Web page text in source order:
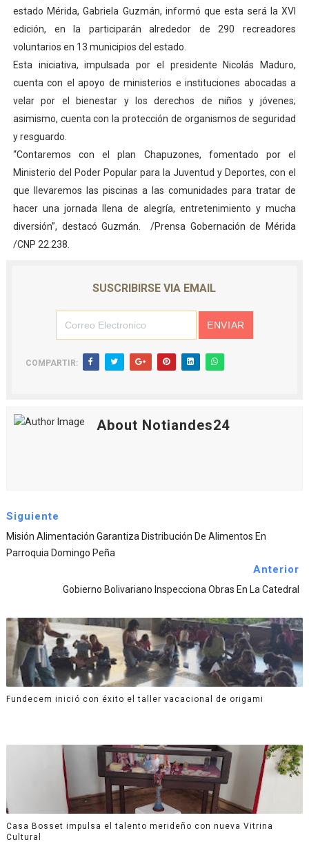
estado Mérida, Gabriela Guzmán, informó que esta será la XVI
edición, en la participarán alrededor de 290 recreadores
voluntarios en 13 municipios del estado.
Esta iniciativa, impulsada por el presidente Nicolás Maduro,
cuenta con el apoyo de ministerios e instituciones abocadas a
velar por el bienestar y los derechos de niños y jóvenes;
asimismo, cuenta con la protección de organismos de seguridad
y resguardo.
“Contaremos con el plan Chapuzones, fomentado por el
Ministerio del Poder Popular para la Juventud y Deportes, con el
que llevaremos las piscinas a las comunidades para tratar de
hacer una jornada llena de alegría, entretenimiento y mucha
diversión”, destacó Guzmán. /Prensa Gobernación de Mérida
/CNP 22.238.
SUSCRIBIRSE VIA EMAIL
COMPARTIR:
About Notiandes24
Siguiente
Misión Alimentación Garantiza Distribución De Alimentos En
Parroquia Domingo Peña
Anterior
Gobierno Bolivariano Inspecciona Obras En La Catedral
Fundecem inició con éxito el taller vacacional de origami
Casa Bosset impulsa el talento merideño con nueva Vitrina
Cultural